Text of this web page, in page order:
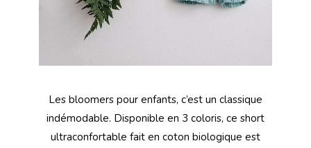
Les bloomers pour enfants, c’est un classique
indémodable. Disponible en 3 coloris, ce short
ultraconfortable fait en coton biologique est